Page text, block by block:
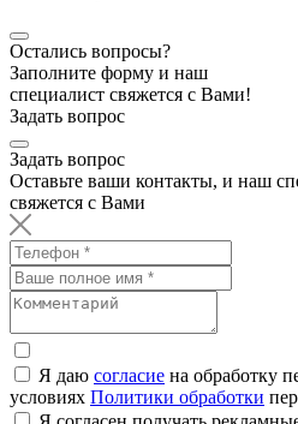
Остались вопросы?
Заполните форму и наш
специалист свяжется с Вами!
Задать вопрос
Задать вопрос
Оставьте ваши контакты, и наш
свяжется с Вами
Я даю согласие на обработку
условиях Политики обработки